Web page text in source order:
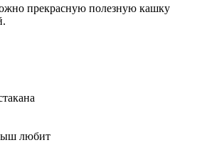
прекрасную полезную кашку
любит